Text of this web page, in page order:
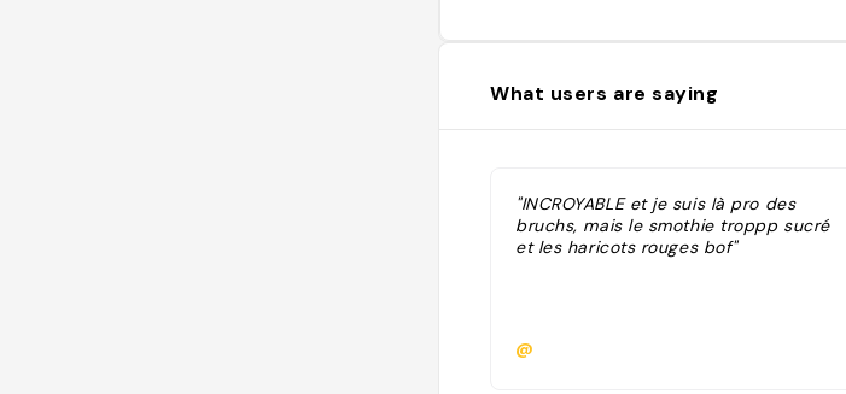
What users are saying
"INCROYABLE et je suis là pro des
bruchs, mais le smothie troppp sucré
et les haricots rouges bof"
@